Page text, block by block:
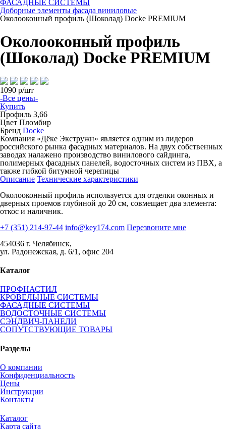
ФАСАДНЫЕ СИСТЕМЫ
Доборные элементы фасада виниловые
Околооконный профиль (Шоколад) Docke PREMIUM
Околооконный профиль
(Шоколад) Docke PREMIUM
1090 р/шт
-Все цены-
Купить
Профиль 3,66
Цвет Пломбир
Бренд Docke
Компания «Дёке Экстружн» является одним из лидеров
российского рынка фасадных материалов. На двух собственных
заводах налажено производство винилового сайдинга,
полимерных фасадных панелей, водосточных систем из ПВХ, а
также гибкой битумной черепицы
Описание Технические характеристики
Околооконный профиль используется для отделки оконных и
дверных проемов глубиной до 20 см, совмещает два элемента:
откос и наличник.
+7 (351) 214-97-44 info@key174.com Перезвоните мне
454036 г. Челябинск,
ул. Радонежская, д. 6/1, офис 204
Каталог
ПРОФНАСТИЛ
КРОВЕЛЬНЫЕ СИСТЕМЫ
ФАСАДНЫЕ СИСТЕМЫ
ВОДОСТОЧНЫЕ СИСТЕМЫ
СЭНДВИЧ-ПАНЕЛИ
СОПУТСТВУЮЩИЕ ТОВАРЫ
Разделы
О компании
Конфиденциальность
Цены
Инструкции
Контакты
Каталог
Карта сайта